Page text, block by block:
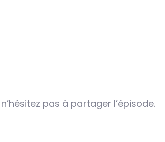
pas à partager l’épisode.